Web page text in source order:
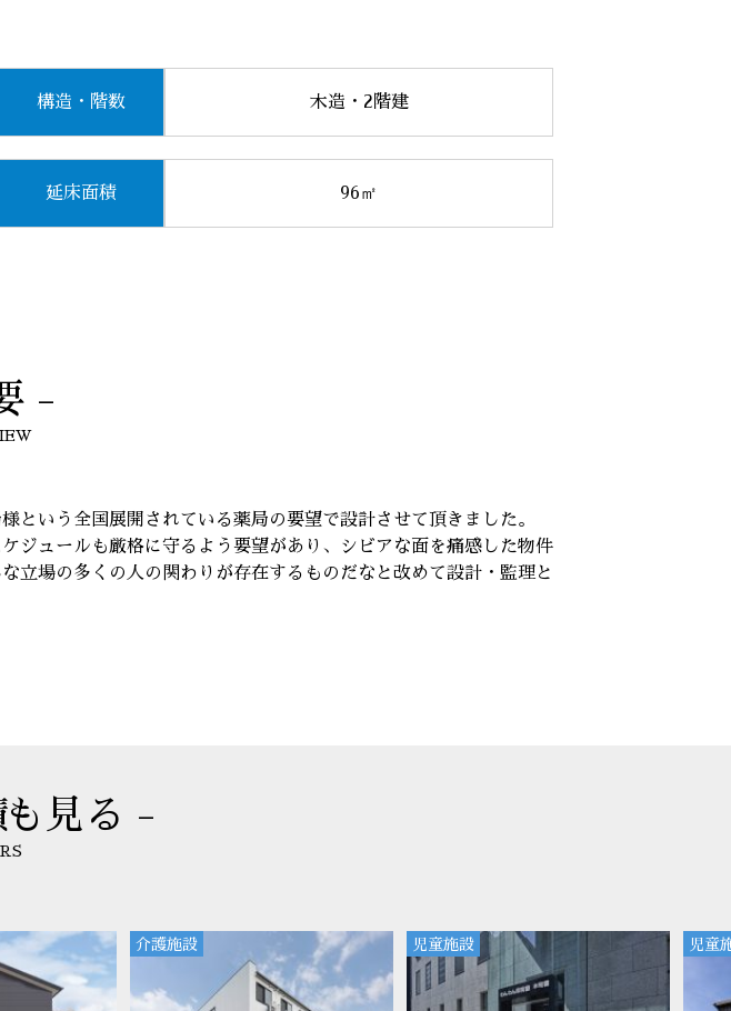
構造・階数 木造・2階建
延床面積 96㎡
-
いう全国展開されている薬局の要望で設計させて頂きました。
ジュールも厳格に守るよう要望があり、シビアな面を痛感した物件
立場の多くの人の関わりが存在するものだなと改めて設計・監理と
見る -
介護施設 児童施設 児童